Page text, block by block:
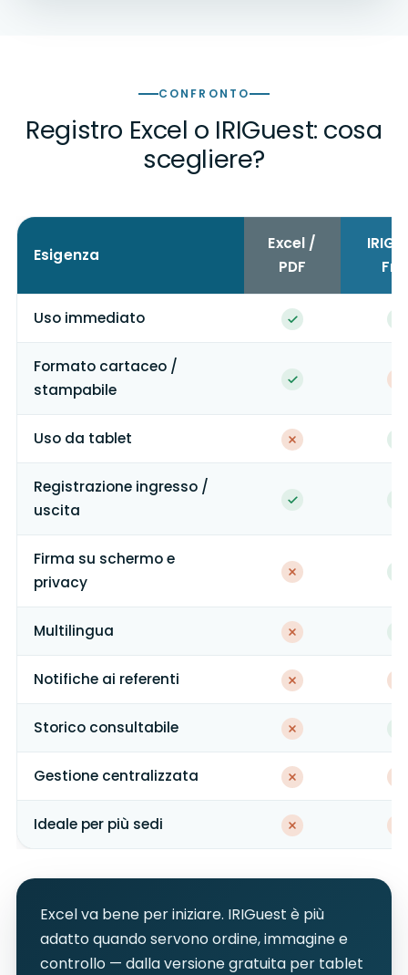
CONFRONTO
Registro Excel o IRIGuest: cosa
scegliere?
Esigenza
Excel /
PDF
Uso immediato
Formato cartaceo /
stampabile
Uso da tablet
Registrazione ingresso /
uscita
Firma su schermo e
privacy
Multilingua
Notifiche ai referenti
Storico consultabile
Gestione centralizzata
Ideale per più sedi
Excel va bene per iniziare. IRIGuest è più
adatto quando servono ordine, immagine e
controllo — dalla versione gratuita per tablet